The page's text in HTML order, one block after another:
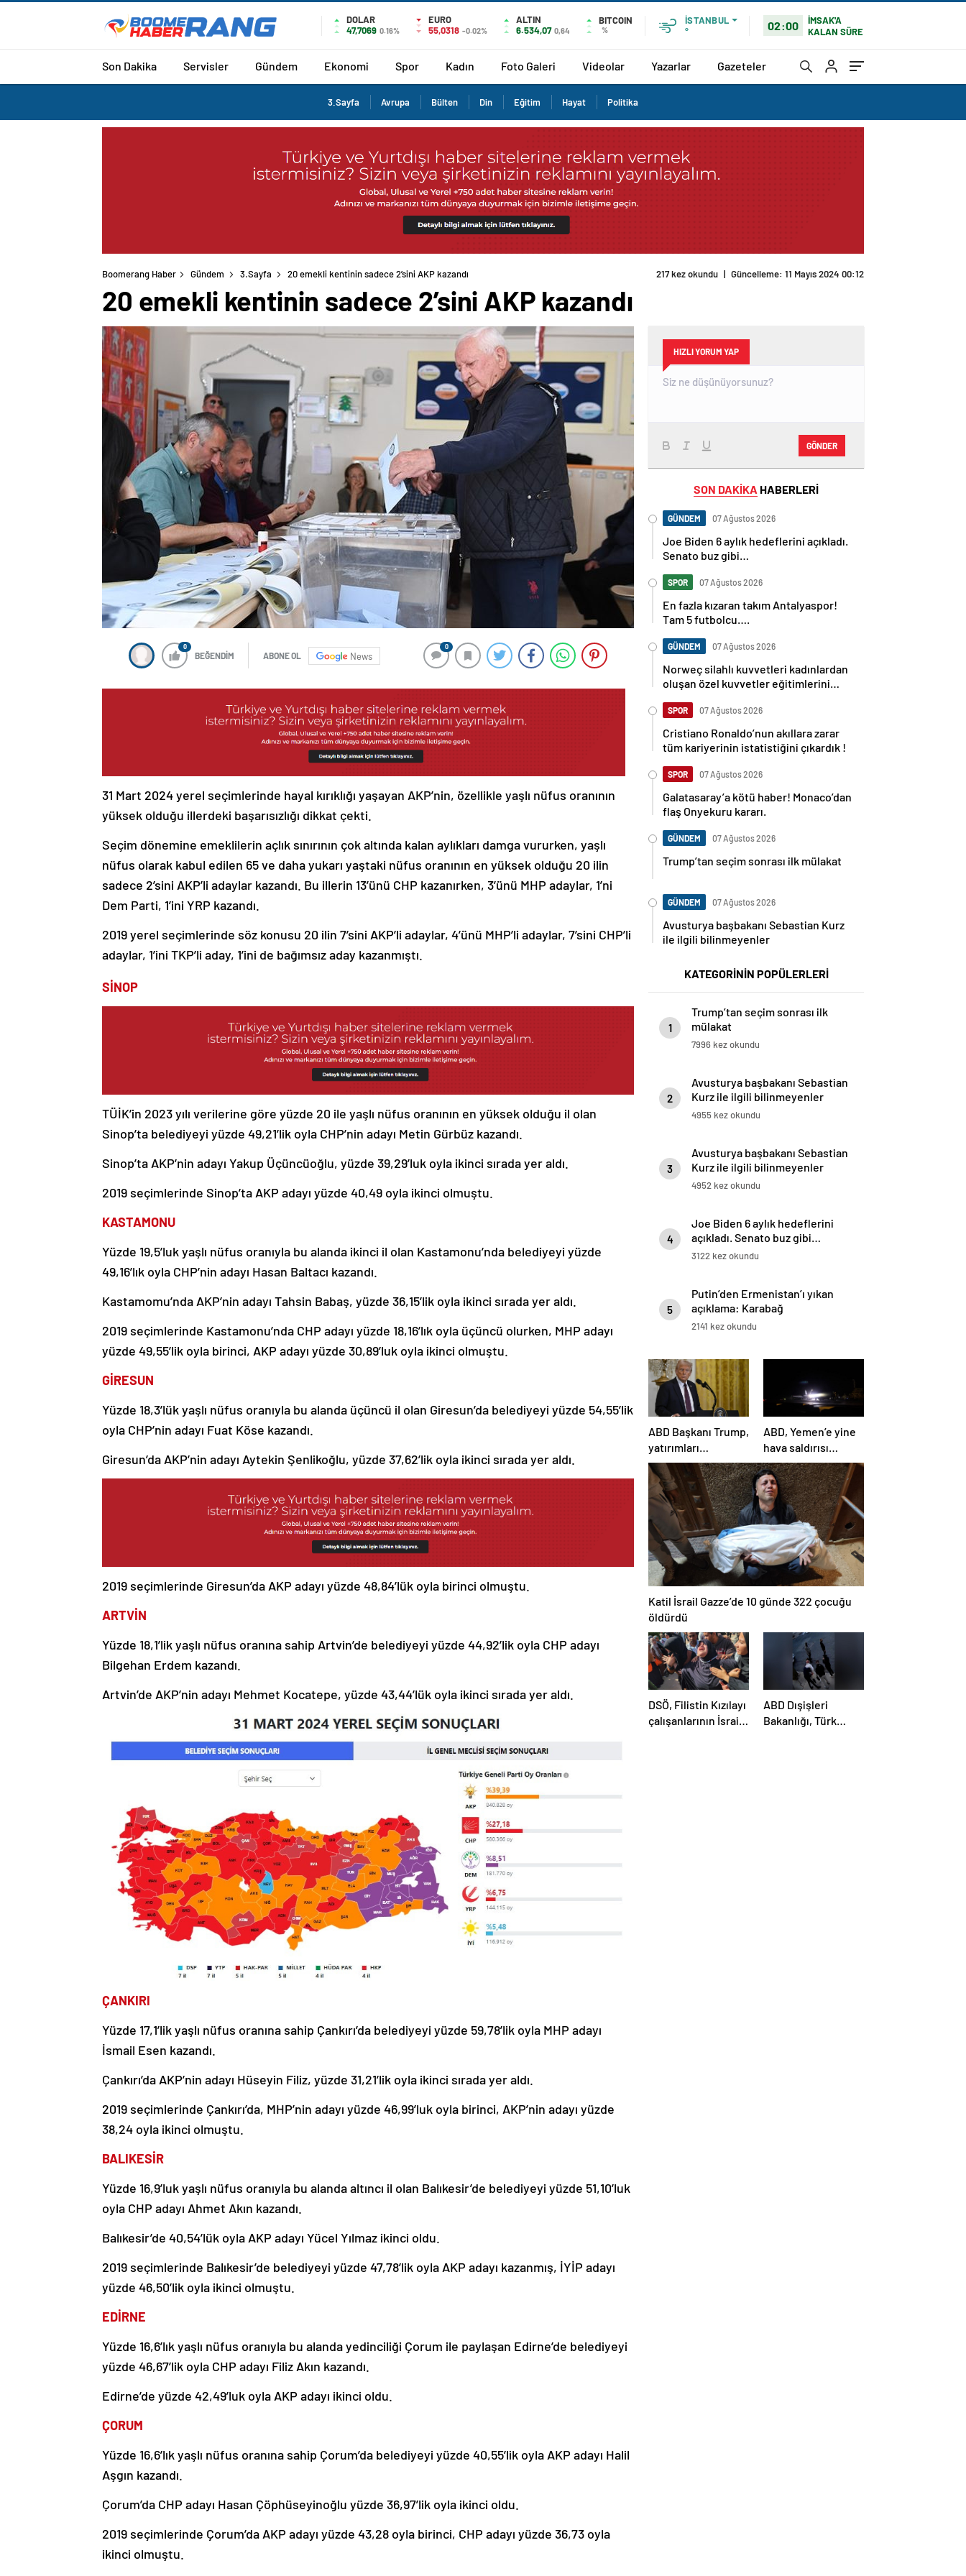
DOLAR
47,7069 0.16%
EURO
55,0318 -0.02%
ALTIN
6.534,07 0,64
BITCOIN
%
İSTANBUL
°
02:00
İMSAK'A
KALAN SÜRE
Son Dakika Servisler Gündem Ekonomi Spor Kadın Foto Galeri Videolar Yazarlar Gazeteler
3.Sayfa Avrupa Bülten Din Eğitim Hayat Politika
Boomerang Haber Gündem 3.Sayfa 20 emekli kentinin sadece 2’sini AKP kazandı 217 kez okundu | Güncelleme: 11 Mayıs 2024 00:12
20 emekli kentinin sadece 2’sini AKP kazandı
0
BEĞENDİM ABONE OL News
0
31 Mart 2024 yerel seçimlerinde hayal kırıklığı yaşayan AKP’nin, özellikle yaşlı nüfus oranının
yüksek olduğu illerdeki başarısızlığı dikkat çekti.
Seçim dönemine emeklilerin açlık sınırının çok altında kalan aylıkları damga vururken, yaşlı
nüfus olarak kabul edilen 65 ve daha yukarı yaştaki nüfus oranının en yüksek olduğu 20 ilin
sadece 2’sini AKP’li adaylar kazandı. Bu illerin 13’ünü CHP kazanırken, 3’ünü MHP adaylar, 1’ni
Dem Parti, 1’ini YRP kazandı.
2019 yerel seçimlerinde söz konusu 20 ilin 7’sini AKP’li adaylar, 4’ünü MHP’li adaylar, 7’sini CHP’li
adaylar, 1’ini TKP’li aday, 1’ini de bağımsız aday kazanmıştı.
SİNOP
TÜİK’in 2023 yılı verilerine göre yüzde 20 ile yaşlı nüfus oranının en yüksek olduğu il olan
Sinop’ta belediyeyi yüzde 49,21’lik oyla CHP’nin adayı Metin Gürbüz kazandı.
Sinop’ta AKP’nin adayı Yakup Üçüncüoğlu, yüzde 39,29’luk oyla ikinci sırada yer aldı.
2019 seçimlerinde Sinop’ta AKP adayı yüzde 40,49 oyla ikinci olmuştu.
KASTAMONU
Yüzde 19,5’luk yaşlı nüfus oranıyla bu alanda ikinci il olan Kastamonu’nda belediyeyi yüzde
49,16’lık oyla CHP’nin adayı Hasan Baltacı kazandı.
Kastamomu’nda AKP’nin adayı Tahsin Babaş, yüzde 36,15’lik oyla ikinci sırada yer aldı.
2019 seçimlerinde Kastamonu’nda CHP adayı yüzde 18,16’lık oyla üçüncü olurken, MHP adayı
yüzde 49,55’lik oyla birinci, AKP adayı yüzde 30,89’luk oyla ikinci olmuştu.
GİRESUN
Yüzde 18,3’lük yaşlı nüfus oranıyla bu alanda üçüncü il olan Giresun’da belediyeyi yüzde 54,55’lik
oyla CHP’nin adayı Fuat Köse kazandı.
Giresun’da AKP’nin adayı Aytekin Şenlikoğlu, yüzde 37,62’lik oyla ikinci sırada yer aldı.
2019 seçimlerinde Giresun’da AKP adayı yüzde 48,84’lük oyla birinci olmuştu.
ARTVİN
Yüzde 18,1’lik yaşlı nüfus oranına sahip Artvin’de belediyeyi yüzde 44,92’lik oyla CHP adayı
Bilgehan Erdem kazandı.
Artvin’de AKP’nin adayı Mehmet Kocatepe, yüzde 43,44’lük oyla ikinci sırada yer aldı.
ÇANKIRI
Yüzde 17,1’lik yaşlı nüfus oranına sahip Çankırı’da belediyeyi yüzde 59,78’lik oyla MHP adayı
İsmail Esen kazandı.
Çankırı’da AKP’nin adayı Hüseyin Filiz, yüzde 31,21’lik oyla ikinci sırada yer aldı.
2019 seçimlerinde Çankırı’da, MHP’nin adayı yüzde 46,99’luk oyla birinci, AKP’nin adayı yüzde
38,24 oyla ikinci olmuştu.
BALIKESİR
Yüzde 16,9’luk yaşlı nüfus oranıyla bu alanda altıncı il olan Balıkesir’de belediyeyi yüzde 51,10’luk
oyla CHP adayı Ahmet Akın kazandı.
Balıkesir’de 40,54’lük oyla AKP adayı Yücel Yılmaz ikinci oldu.
2019 seçimlerinde Balıkesir’de belediyeyi yüzde 47,78’lik oyla AKP adayı kazanmış, İYİP adayı
yüzde 46,50’lik oyla ikinci olmuştu.
EDİRNE
Yüzde 16,6’lık yaşlı nüfus oranıyla bu alanda yedinciliği Çorum ile paylaşan Edirne’de belediyeyi
yüzde 46,67’lik oyla CHP adayı Filiz Akın kazandı.
Edirne’de yüzde 42,49’luk oyla AKP adayı ikinci oldu.
ÇORUM
Yüzde 16,6’lık yaşlı nüfus oranına sahip Çorum’da belediyeyi yüzde 40,55’lik oyla AKP adayı Halil
Aşgın kazandı.
Çorum’da CHP adayı Hasan Çöphüseyinoğlu yüzde 36,97’lik oyla ikinci oldu.
2019 seçimlerinde Çorum’da AKP adayı yüzde 43,28 oyla birinci, CHP adayı yüzde 36,73 oyla
ikinci olmuştu.
HIZLI YORUM YAP
GÖNDER
SON DAKİKA HABERLERİ
GÜNDEM 07 Ağustos 2026
Joe Biden 6 aylık hedeflerini açıkladı.
Senato buz gibi…
SPOR 07 Ağustos 2026
En fazla kızaran takım Antalyaspor!
Tam 5 futbolcu….
GÜNDEM 07 Ağustos 2026
Norweç silahlı kuvvetleri kadınlardan
oluşan özel kuvvetler eğitimlerini
SPOR 07 Ağustos 2026
Cristiano Ronaldo’nun akıllara zarar
tüm kariyerinin istatistiğini çıkardık !
SPOR 07 Ağustos 2026
Galatasaray’a kötü haber! Monaco’dan
flaş Onyekuru kararı.
GÜNDEM 07 Ağustos 2026
Trump’tan seçim sonrası ilk mülakat
GÜNDEM 07 Ağustos 2026
Avusturya başbakanı Sebastian Kurz
ile ilgili bilinmeyenler
KATEGORİNİN POPÜLERLERİ
1
Trump’tan seçim sonrası ilk
mülakat
7996 kez okundu
2
Avusturya başbakanı Sebastian
Kurz ile ilgili bilinmeyenler
4955 kez okundu
3
Avusturya başbakanı Sebastian
Kurz ile ilgili bilinmeyenler
4952 kez okundu
4
Joe Biden 6 aylık hedeflerini
açıkladı. Senato buz gibi…
3122 kez okundu
5
Putin’den Ermenistan’ı yıkan
açıklama: Karabağ
Azerbaycan’ın ayrılmaz bir
2141 kez okundu
ABD Başkanı Trump,
yatırımları
hızlandırmak için
yeni bir ofis kuruyor
ABD, Yemen’e yine
hava saldırısı
düzenledi
Katil İsrail Gazze’de 10 günde 322 çocuğu
öldürdü
DSÖ, Filistin Kızılayı
çalışanlarının İsrail
ABD Dışişleri
Bakanlığı, Türk